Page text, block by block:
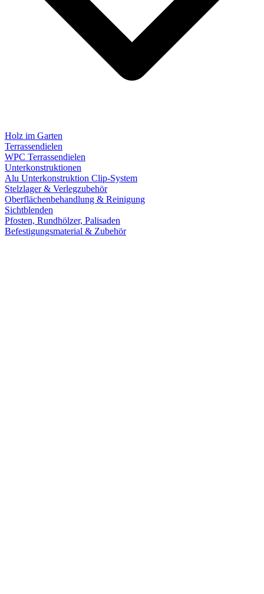
Holz im Garten
Terrassendielen
WPC Terrassendielen
Unterkonstruktionen
Alu Unterkonstruktion Clip-System
Stelzlager & Verlegzubehör
Oberflächenbehandlung & Reinigung
Sichtblenden
Pfosten, Rundhölzer, Palisaden
Befestigungsmaterial & Zubehör